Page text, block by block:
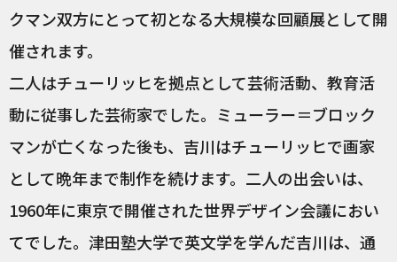
クマン双方にとって初となる大規模な回顧展として開
催されます。
二人はチューリッヒを拠点として芸術活動、教育活
動に従事した芸術家でした。ミューラー＝ブロック
マンが亡くなった後も、吉川はチューリッヒで画家
として晩年まで制作を続けます。二人の出会いは、
1960年に東京で開催された世界デザイン会議におい
てでした。津田塾大学で英文学を学んだ吉川は、通